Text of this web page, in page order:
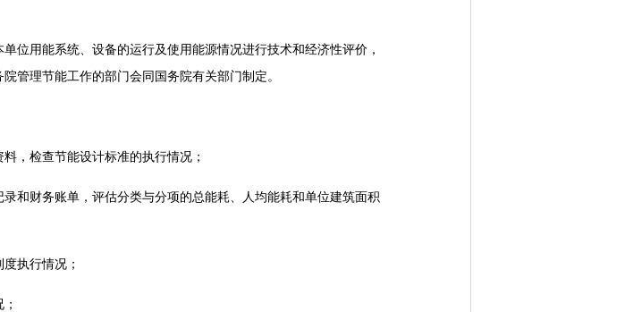
用能系统、设备的运行及使用能源情况进行技术和经济性评价，
管理节能工作的部门会同国务院有关部门制定。
，检查节能设计标准的执行情况；
财务账单，评估分类与分项的总能耗、人均能耗和单位建筑面积
执行情况；